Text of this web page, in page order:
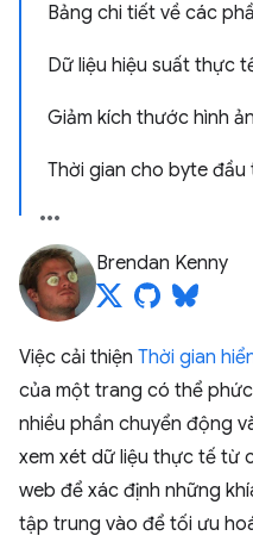
Bảng chi tiết về các
Dữ liệu hiệu suất thực
Giảm kích thước hình
Thời gian cho byte đầu
Brendan Kenny
Việc cải thiện Thời gian
của một trang có thể
nhiều phần chuyển động
xem xét dữ liệu thực tế từ
web để xác định những
tập trung vào để tối ưu